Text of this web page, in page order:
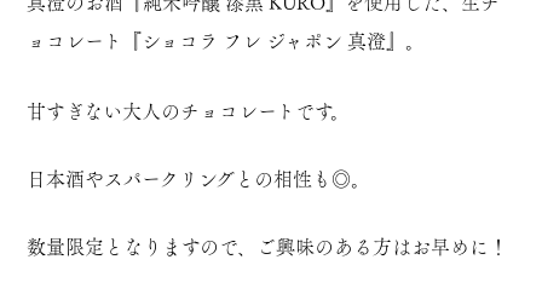
ョコレート『
ショコラ フレ ジャポン 真澄
甘すぎない大人のチョコレートです。
日本酒やスパークリングとの相性も◎。
数量限定となりますので、ご興味のある方はお早めに！